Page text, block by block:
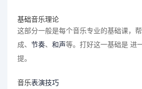
基础音乐理论
这部分一般是每个音乐专业的基础课，
成、 节奏、 和声等。打好这一基础是 进
提。
音乐表演技巧